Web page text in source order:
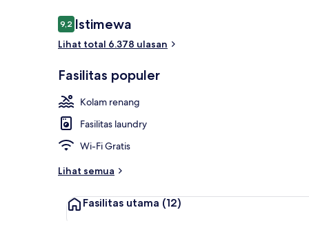
Ulasan
9,29,2 dari 10
Istimewa
Lihat total 6.378 ulasan
Fasilitas populer
Kolam renang
Fasilitas laundry
Wi-Fi Gratis
Lihat semua
Fasilitas utama (12)